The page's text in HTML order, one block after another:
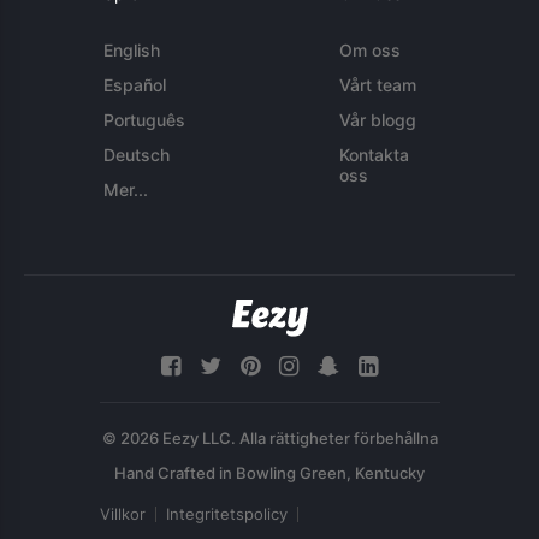
English
Español
Português
Deutsch
Mer...
Om oss
Vårt team
Vår blogg
Kontakta
oss
© 2026 Eezy LLC. Alla rättigheter förbehållna
Villkor Integritetspolicy